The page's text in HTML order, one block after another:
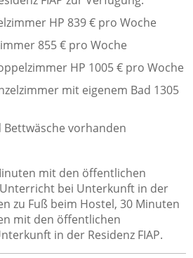
HP 839 € pro Woche
855 € pro Woche
HP 1005 € pro Woche
mit eigenem Bad 1305
vorhanden
mit den öffentlichen
bei Unterkunft in der
zu Fuß beim Hostel, 30 Minuten
mit den öffentlichen
in der Residenz FIAP.